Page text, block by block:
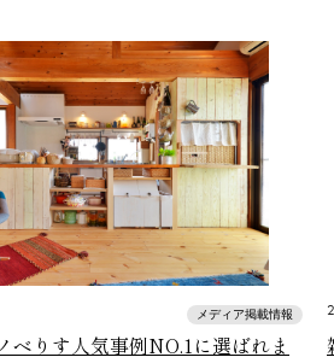
メディア掲載情報
ベりす人気事例NO.1に選ばれま